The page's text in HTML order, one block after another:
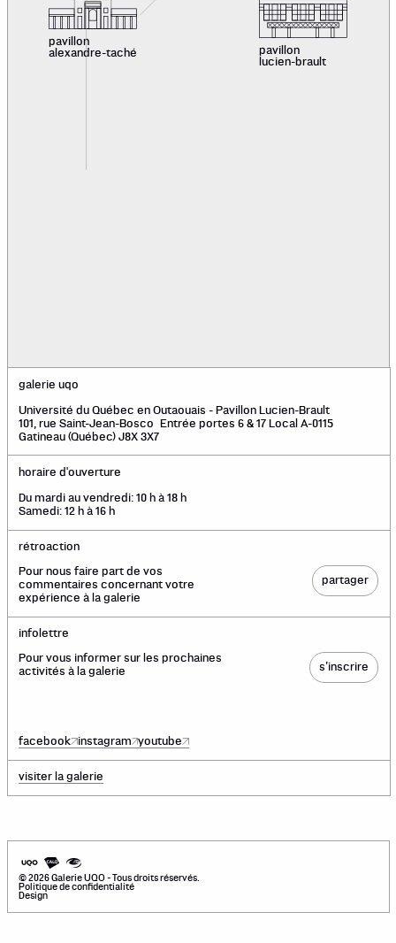
galerie uqo
Université du Québec en Outaouais - Pavillon Lucien-Brault
101, rue Saint-Jean-Bosco Entrée portes 6 & 17 Local A-0115
Gatineau (Québec) J8X 3X7
horaire d'ouverture
Du mardi au vendredi: 10 h à 18 h
Samedi: 12 h à 16 h
rétroaction
Pour nous faire part de vos
commentaires concernant votre
expérience à la galerie
partager
infolettre
Pour vous informer sur les prochaines
activités à la galerie
s’inscrire
facebook instagram youtube
visiter la galerie
pavillon
lucien-brault
pavillon
alexandre-taché
© 2026 Galerie UQO - Tous droits réservés.
Politique de confidentialité
Design